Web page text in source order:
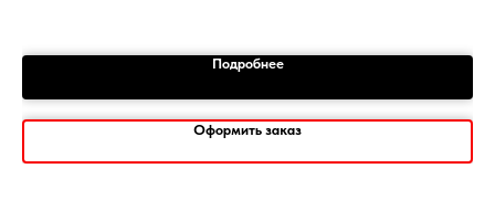
Подробнее
Оформить заказ